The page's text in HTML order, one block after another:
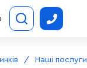
Наші послуги